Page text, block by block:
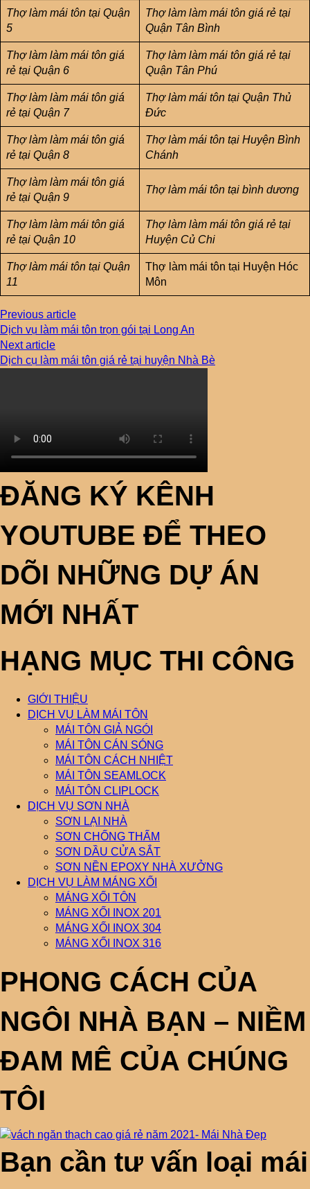
Thợ làm mái tôn tại Quận
5
Thợ làm làm mái tôn giá rẻ tại
Quận Tân Bình
Thợ làm làm mái tôn giá
rẻ tại Quận 6
Thợ làm làm mái tôn giá rẻ tại
Quận Tân Phú
Thợ làm làm mái tôn giá
rẻ tại Quận 7
Thợ làm mái tôn tại Quận Thủ
Đức
Thợ làm làm mái tôn giá
rẻ tại Quận 8
Thợ làm mái tôn tại Huyện Bình
Chánh
Thợ làm làm mái tôn giá
rẻ tại Quận 9
Thợ làm mái tôn tại bình dương
Thợ làm làm mái tôn giá
rẻ tại Quận 10
Thợ làm làm mái tôn giá rẻ tại
Huyện Củ Chi
Thợ làm mái tôn tại Quận
11
Thợ làm mái tôn tại Huyện Hóc
Môn
Previous article
Dịch vụ làm mái tôn trọn gói tại Long An
Next article
Dịch cụ làm mái tôn giá rẻ tại huyện Nhà Bè
ĐĂNG KÝ KÊNH
YOUTUBE ĐỂ THEO
DÕI NHỮNG DỰ ÁN
MỚI NHẤT
HẠNG MỤC THI CÔNG
GIỚI THIỆU
DỊCH VỤ LÀM MÁI TÔN
MÁI TÔN GIẢ NGÓI
MÁI TÔN CÁN SÓNG
MÁI TÔN CÁCH NHIỆT
MÁI TÔN SEAMLOCK
MÁI TÔN CLIPLOCK
DỊCH VỤ SƠN NHÀ
SƠN LẠI NHÀ
SƠN CHỐNG THẤM
SƠN DẦU CỬA SẮT
SƠN NỀN EPOXY NHÀ XƯỞNG
DỊCH VỤ LÀM MÁNG XỐI
MÁNG XỐI TÔN
MÁNG XỐI INOX 201
MÁNG XỐI INOX 304
MÁNG XỐI INOX 316
PHONG CÁCH CỦA
NGÔI NHÀ BẠN – NIỀM
ĐAM MÊ CỦA CHÚNG
TÔI
Bạn cần tư vấn loại mái